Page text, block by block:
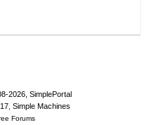
2026, SimplePortal
, Simple Machines
Forums